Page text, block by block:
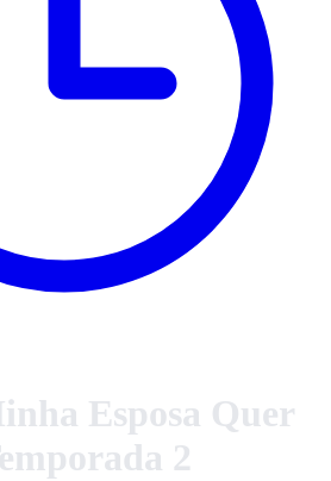
Esposa Quer
2